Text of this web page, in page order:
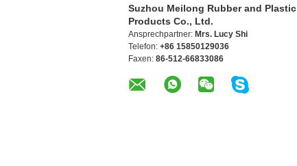
Suzhou Meilong Rubber and Plastic
Products Co., Ltd.
Ansprechpartner: Mrs. Lucy Shi
Telefon: +86 15850129036
Faxen: 86-512-66833086